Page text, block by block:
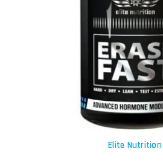
Elite Nutrition